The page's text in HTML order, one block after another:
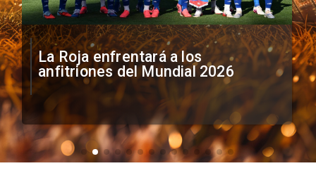
La Roja enfrentará a los
anfitriones del Mundial 2026